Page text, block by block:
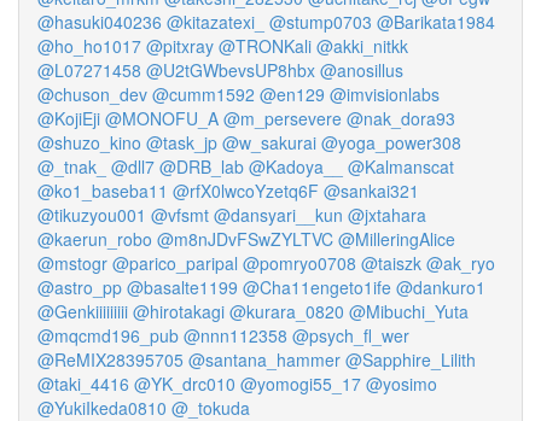
@hasuki040236 @kitazatexi_ @stump0703 @Barikata1984
@ho_ho1017 @pitxray @TRONKali @akki_nitkk
@L07271458 @U2tGWbevsUP8hbx @anosillus
@chuson_dev @cumm1592 @en129 @imvisionlabs
@KojiEji @MONOFU_A @m_persevere @nak_dora93
@shuzo_kino @task_jp @w_sakurai @yoga_power308
@_tnak_ @dll7 @DRB_lab @Kadoya__
@Kalmanscat
@ko1_baseba11 @rfX0lwcoYzetq6F @sankai321
@tikuzyou001 @vfsmt @dansyari__kun @jxtahara
@kaerun_robo @m8nJDvFSwZYLTVC @MilleringAlice
@mstogr @parico_paripal @pomryo0708 @taiszk @ak_ryo
@astro_pp @basalte1199 @Cha11engeto1ife @dankuro1
@Genkiiiiiiiii @hirotakagi @kurara_0820 @Mibuchi_Yuta
@mqcmd196_pub @nnn112358 @psych_fl_wer
@ReMIX28395705 @santana_hammer @Sapphire_Lilith
@taki_4416 @YK_drc010 @yomogi55_17 @yosimo
@YukiIkeda0810 @_tokuda